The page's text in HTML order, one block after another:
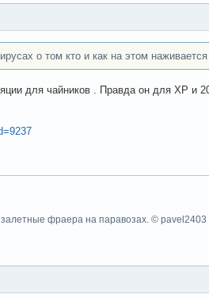
о том кто и как на этом наживается
для чайников . Правда он для XP и
фраера на паравозах. © pavel2403